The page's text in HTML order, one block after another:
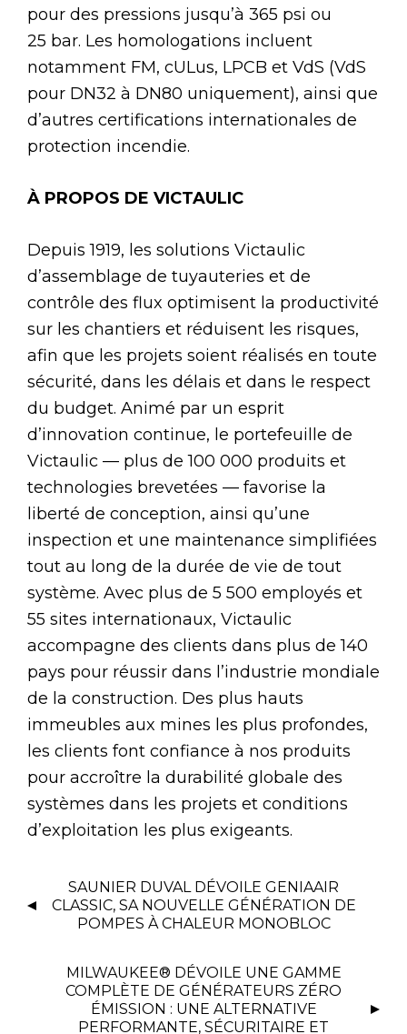
pour des pressions jusqu’à 365 psi ou
25 bar. Les homologations incluent
notamment FM, cULus, LPCB et VdS (VdS
pour DN32 à DN80 uniquement), ainsi que
d’autres certifications internationales de
protection incendie.
À PROPOS DE VICTAULIC
Depuis 1919, les solutions Victaulic
d’assemblage de tuyauteries et de
contrôle des flux optimisent la productivité
sur les chantiers et réduisent les risques,
afin que les projets soient réalisés en toute
sécurité, dans les délais et dans le respect
du budget. Animé par un esprit
d’innovation continue, le portefeuille de
Victaulic — plus de 100 000 produits et
technologies brevetées — favorise la
liberté de conception, ainsi qu’une
inspection et une maintenance simplifiées
tout au long de la durée de vie de tout
système. Avec plus de 5 500 employés et
55 sites internationaux, Victaulic
accompagne des clients dans plus de 140
pays pour réussir dans l’industrie mondiale
de la construction. Des plus hauts
immeubles aux mines les plus profondes,
les clients font confiance à nos produits
pour accroître la durabilité globale des
systèmes dans les projets et conditions
d’exploitation les plus exigeants.
SAUNIER DUVAL DÉVOILE GENIAAIR
CLASSIC, SA NOUVELLE GÉNÉRATION DE
POMPES À CHALEUR MONOBLOC
MILWAUKEE® DÉVOILE UNE GAMME
COMPLÈTE DE GÉNÉRATEURS ZÉRO
ÉMISSION : UNE ALTERNATIVE
PERFORMANTE, SÉCURITAIRE ET